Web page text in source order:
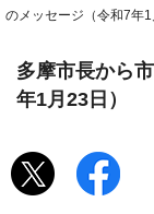
のメッセージ（令和7年1
多摩市長から
年1月23日）